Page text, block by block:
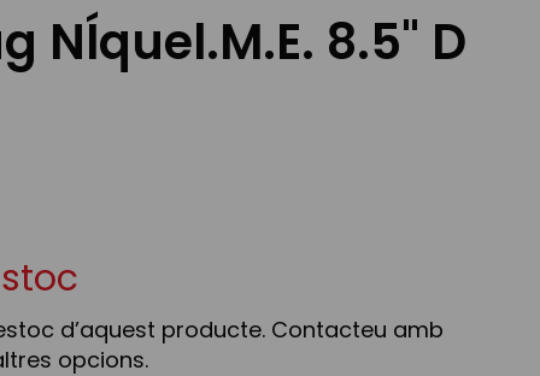
NÍquel.M.E. 8.5" D
d’aquest producte. Contacteu amb
opcions.